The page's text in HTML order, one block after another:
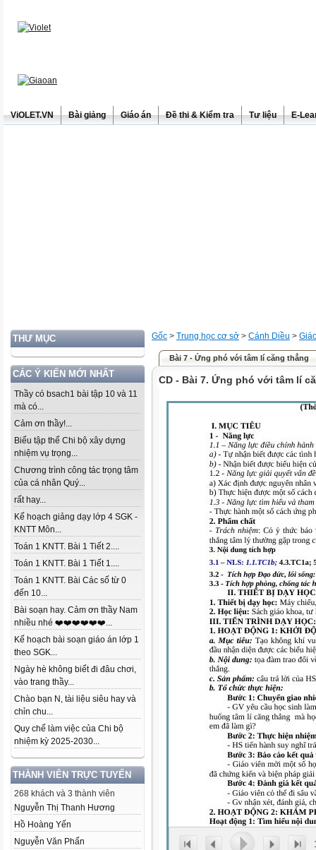
ViOLET.VN Bài giảng Giáo án Đề thi & Kiểm tra Tư liệu E-
THƯ MỤC
CÁC Ý KIẾN MỚI NHẤT
Thầy có bsach1 bài tập 10 và 11
mà có...
Cảm ơn thầy!...
Biểu tập thể Chi bộ xây dựng
nhiệm vụ trọng...
Chương trình công tác trọng tâm
của cá nhân Quý...
rất hay...
Kế hoạch giảng dạy lớp 4 SGK -
KNTT Môn...
Toán 1 KNTT. Bài 1 Tiết 2....
Toán 1 KNTT. Bài 1 Tiết 1....
Toán 1 KNTT. Bài Các số từ 0
đến 10...
Bài soạn hay. Cảm ơn thầy Nam
nhiều nhé ❤️❤️❤️❤️❤️❤️...
Kế hoạch bài soạn giáo án lớp 1
theo SGK...
Ngày hè không biết đi đâu chơi,
vào trang thầy...
Chào bạn N, tài liệu siêu hay và
chỉn chu...
Quy chế làm việc của Chi bộ
nhiệm kỳ 2025-2030...
THÀNH VIÊN TRỰC TUYẾN
268 khách và 3 thành viên
Nguyễn Thị Thanh Hương
Hồ Hoàng Yến
Nguyễn Văn Phấn
Gốc > Trung học cơ sở > Cánh Diều >
Bài 7 - Ứng phó với tâm lí căng thẳng
CD - Bài 7. Ứng phó với tâm lí